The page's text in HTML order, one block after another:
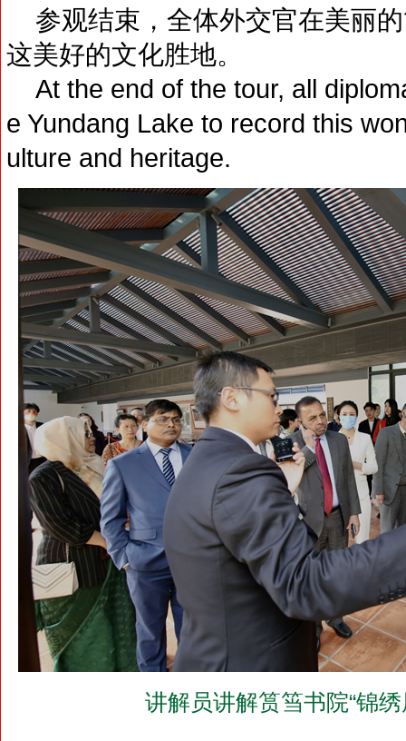
参观结束，全体外交官在美丽
这美好的文化胜地。
At the end of the tour, all
e Yundang Lake to record this
ulture and heritage.
讲解员讲解筼筜书院“锦